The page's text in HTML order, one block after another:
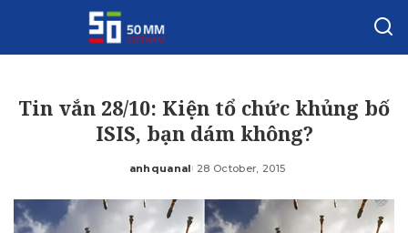
Tin vắn 28/10: Kiện tổ chức khủng bố
ISIS, bạn dám không?
Posted
anhquanal 28 October, 2015